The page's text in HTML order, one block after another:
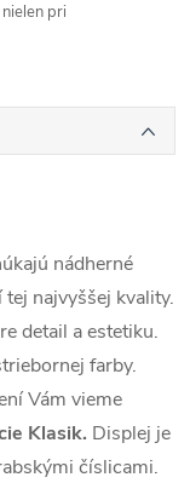
pri
nádherné
najvyššej kvality.
detail a estetiku.
farby.
Vám vieme
Klasik. Displej je
číslicami.